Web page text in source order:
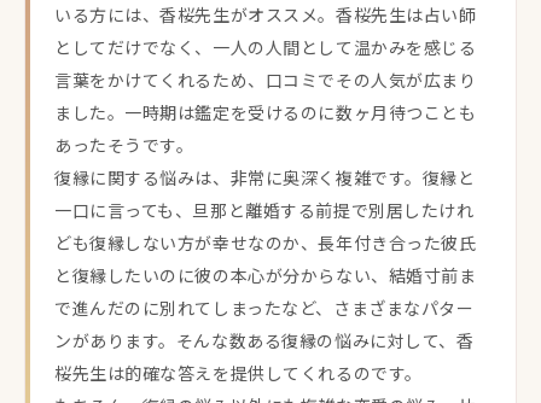
いる方には、香桜先生がオススメ。香桜先生は占い師
としてだけでなく、一人の人間として温かみを感じる
言葉をかけてくれるため、口コミでその人気が広まり
ました。一時期は鑑定を受けるのに数ヶ月待つことも
あったそうです。
復縁に関する悩みは、非常に奥深く複雑です。復縁と
一口に言っても、旦那と離婚する前提で別居したけれ
ども復縁しない方が幸せなのか、長年付き合った彼氏
と復縁したいのに彼の本心が分からない、結婚寸前ま
で進んだのに別れてしまったなど、さまざまなパター
ンがあります。そんな数ある復縁の悩みに対して、香
桜先生は的確な答えを提供してくれるのです。